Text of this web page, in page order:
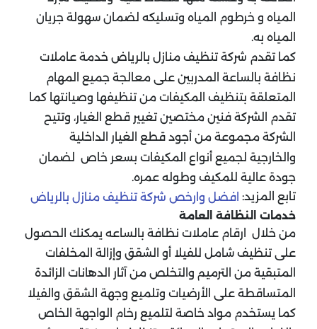
المياه و خرطوم المياه وتسليكه لضمان سهولة جريان
المياه به.
كما تقدم شركة تنظيف منازل بالرياض خدمة عاملات
نظافة بالساعة المدربين على معالجة جميع المهام
المتعلقة بتنظيف المكيفات من تنظيفها وصيانتها كما
تقدم الشركة فنين مختصين تغيير قطع الغيار، وتتيح
الشركة مجموعة من أجود قطع الغيار الداخلية
والخارجية لجميع أنواع المكيفات بسعر خاص لضمان
جودة عالية للمكيف وطوله عمره.
تابع المزيد: افضل وارخص شركة تنظيف منازل بالرياض
خدمات النظافة العامة
من خلال ارقام عاملات نظافة بالساعه يمكنك الحصول
على تنظيف شامل للفيلا أو الشقق وإزالة المخلفات
المتبقية من الترميم والتخلص من آثار الدهانات الزائدة
المتساقطة على الأرضيات وتلميع وجهة الشقق والفيلا
كما يستخدم مواد خاصة لتلميع رخام الواجهة الخاص